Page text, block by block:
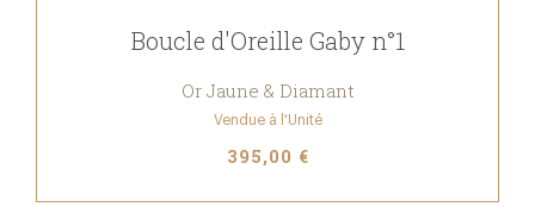
Boucle d'Oreille Gaby n°1
Or Jaune & Diamant
Vendue à l'Unité
395,00 €